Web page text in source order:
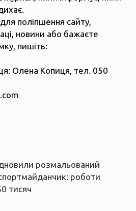
поліпшення сайту,
новини або бажаєте
пишіть:
Олена Копиця, тел. 050
розмальований
роботи
тисяч